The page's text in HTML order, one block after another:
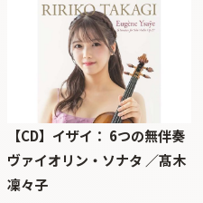
【CD】イザイ： 6つの無伴奏
ヴァイオリン・ソナタ ／髙木
凜々子